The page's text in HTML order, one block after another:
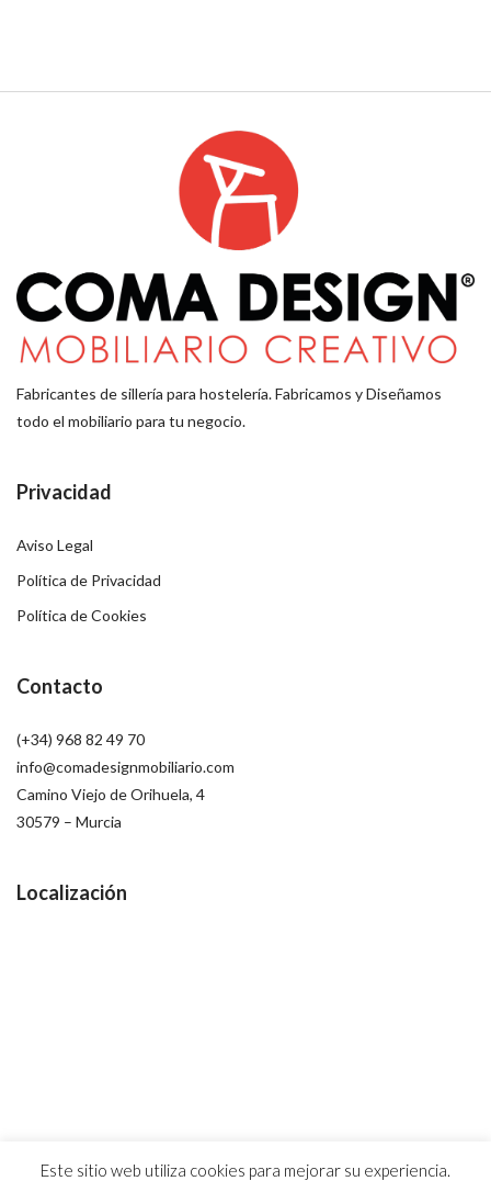
Fabricantes de sillería para hostelería. Fabricamos y Diseñamos
todo el mobiliario para tu negocio.
Privacidad
Aviso Legal
Política de Privacidad
Política de Cookies
Contacto
(+34) 968 82 49 70
info@comadesignmobiliario.com
Camino Viejo de Orihuela, 4
30579 – Murcia
Localización
Este sitio web utiliza cookies para mejorar su experiencia.